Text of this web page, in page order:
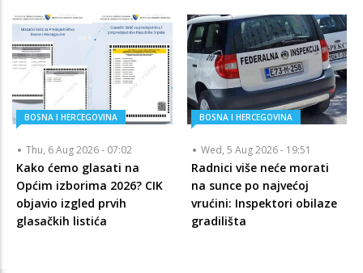
BOSNA I HERCEGOVINA
Thu, 6 Aug 2026 - 07:02
Kako ćemo glasati na
Općim izborima 2026? CIK
objavio izgled prvih
glasačkih listića
BOSNA I HERCEGOVINA
Wed, 5 Aug 2026 - 19:51
Radnici više neće morati
na sunce po najvećoj
vrućini: Inspektori obilaze
gradilišta